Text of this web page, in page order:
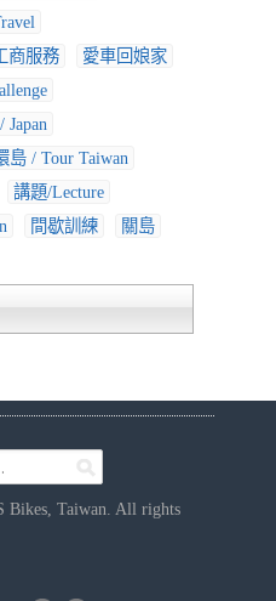
商服務
愛車回娘家
Japan
島 / Tour Taiwan
講題/Lecture
間歇訓練 關島
Bikes, Taiwan. All rights